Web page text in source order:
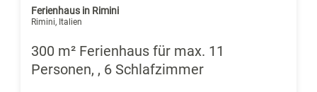
Ferienhaus in Rimini
Rimini, Italien
300 m² Ferienhaus für max. 11
Personen, , 6 Schlafzimmer